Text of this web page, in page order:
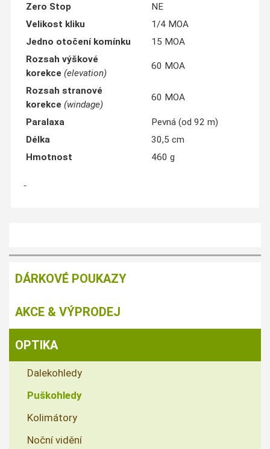
Zero Stop
NE
Velikost kliku
1/4 MOA
Jedno otočení komínku
15 MOA
Rozsah výškové
korekce (elevation)
60 MOA
Rozsah stranové
korekce (windage)
60 MOA
Paralaxa
Pevná (od 92 m)
Délka
30,5 cm
Hmotnost
460 g
DÁRKOVÉ POUKAZY
AKCE & VÝPRODEJ
OPTIKA
Dalekohledy
Puškohledy
Kolimátory
Noční vidění